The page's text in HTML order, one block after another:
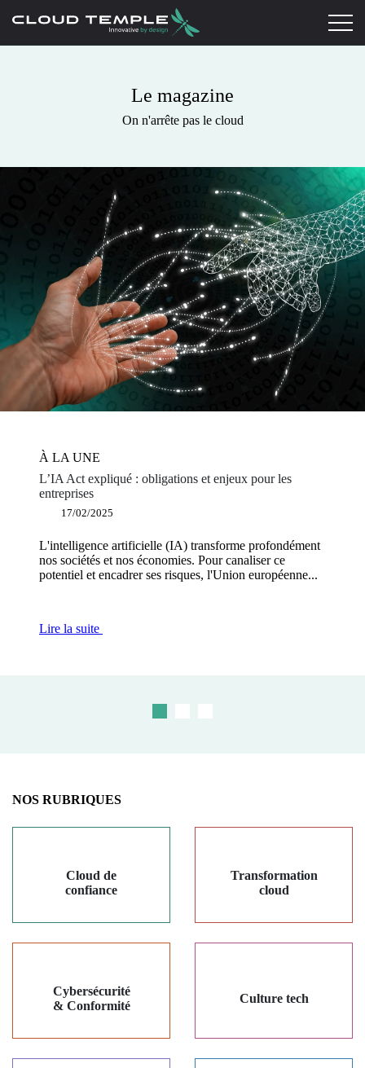
Le magazine
On n'arrête pas le cloud
À LA UNE
L’IA Act expliqué : obligations et enjeux pour les
entreprises
17/02/2025
L'intelligence artificielle (IA) transforme profondément
nos sociétés et nos économies. Pour canaliser ce
potentiel et encadrer ses risques, l'Union européenne...
Lire la suite
À LA UNE
Éditeurs de logiciels : pourquoi devenir plateforme de
dématérialisation partenaire ?
12/12/2024
L'obligation de facturation électronique dans les
échanges BtoB s'inscrit dans un cadre réglementaire
visant à moderniser et sécuriser les échanges...
Lire la suite
À LA UNE
Façonner une Europe puissante et innovante : les
mesures clés proposées dans le rapport Draghi
03/12/2024
L'Europe fait aujourd’hui face à un défi d'innovation et
est en train de subir un déclassement compétitif majeur,
face aux...
Lire la suite
NOS RUBRIQUES
Cloud de
confiance
Transformation
cloud
Cybersécurité
& Conformité
Culture tech